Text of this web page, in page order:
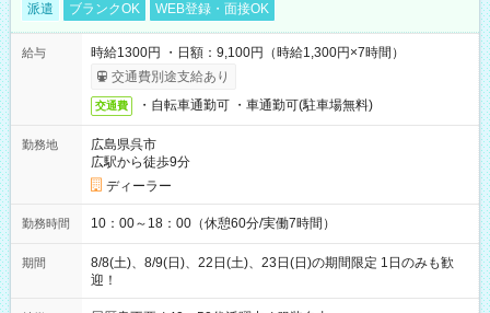
派遣 ブランクOK WEB登録・面接OK
給与
時給1300円 ・日額：9,100円（時給1,300円×7時間）
交通費別途支給あり
交通費 ・自転車通勤可 ・車通勤可(駐車場無料)
勤務地
広島県呉市
広駅から徒歩9分
ディーラー
勤務時間 10：00～18：00（休憩60分/実働7時間）
期間
8/8(土)、8/9(日)、22日(土)、23日(日)の期間限定 1日のみも歓
迎！